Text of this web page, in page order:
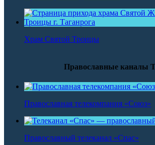
Храм Святой Троицы
Православные каналы
Православная телекомпания «Союз»
Православный телеканал «Спас»